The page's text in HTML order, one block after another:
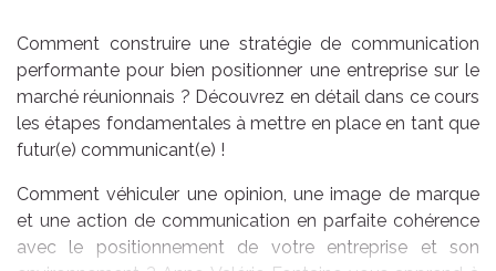
Comment construire une stratégie de communication
performante pour bien positionner une entreprise sur le
marché réunionnais ? Découvrez en détail dans ce cours
les étapes fondamentales à mettre en place en tant que
futur(e) communicant(e) !
Comment véhiculer une opinion, une image de marque
et une action de communication en parfaite cohérence
avec le positionnement de votre entreprise et son